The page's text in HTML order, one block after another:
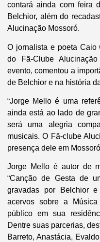
contará ainda com feira
Belchior, além do
Alucinação Mossoró.
O jornalista e poeta Caio
do Fã-Clube
evento, comentou a
de Belchior e na história
“Jorge Mello é uma
ainda está ao lado de
será uma alegria
musicais. O Fã-clube
presença dele em
Jorge Mello é autor de
“Canção de Gesta de
gravadas por Belchior
acervos sobre a
público em sua
Dentre suas parcerias,
Barreto, Anastácia,